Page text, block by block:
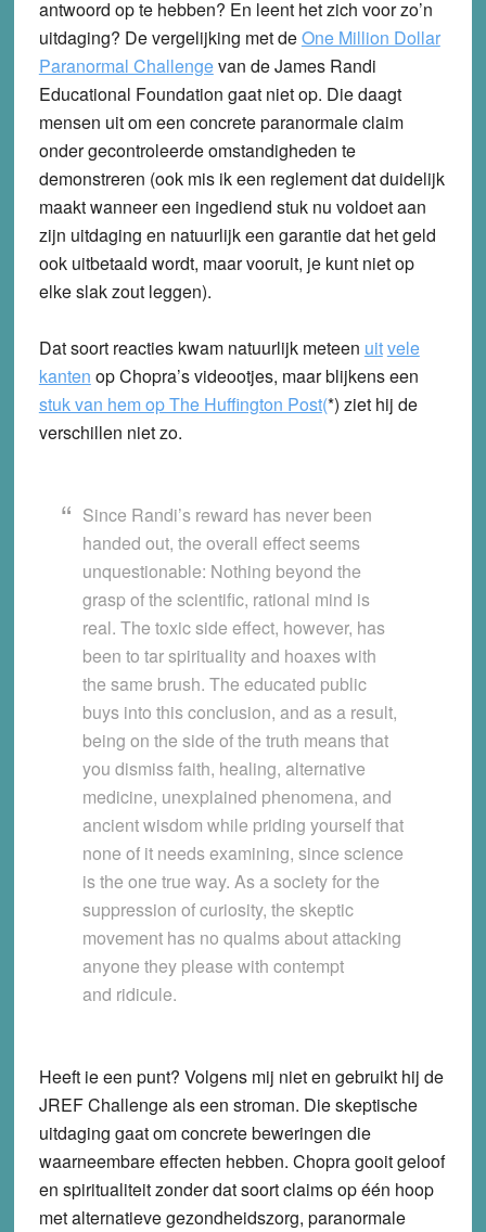
antwoord op te hebben? En leent het zich voor zo’n
uitdaging? De vergelijking met deOne Million Dollar
Paranormal Challengevan de James Randi
Educational Foundation gaat niet op. Die daagt
mensen uit om een concrete paranormale claim
onder gecontroleerde omstandigheden te
demonstreren (ook mis ik een reglement dat duidelijk
maakt wanneer een ingediend stuk nu voldoet aan
zijn uitdaging en natuurlijk een garantie dat het geld
ook uitbetaald wordt, maar vooruit, je kunt niet op
elke slak zout leggen).
Dat soort reacties kwam natuurlijk meteen uitvele
kanten op Chopra’s videootjes, maar blijkens een
stuk van hem op The Huffington Post(*) ziet hij de
verschillen niet zo.
Since Randi’s reward has never been
handed out, the overall effect seems
unquestionable: Nothing beyond the
grasp of the scientific, rational mind is
real. The toxic side effect, however, has
been to tar spirituality and hoaxes with
the same brush. The educated public
buys into this conclusion, and as a result,
being on the side of the truth means that
you dismiss faith, healing, alternative
medicine, unexplained phenomena, and
ancient wisdom while priding yourself that
none of it needs examining, since science
is the one true way. As a society for the
suppression of curiosity, the skeptic
movement has no qualms about attacking
anyone they please with contempt
and ridicule.
Heeft ie een punt? Volgens mij niet en gebruikt hij de
JREF Challenge als een stroman. Die skeptische
uitdaging gaat om concrete beweringen die
waarneembare effecten hebben. Chopra gooit geloof
en spiritualiteit zonder dat soort claims op één hoop
met alternatieve gezondheidszorg, paranormale